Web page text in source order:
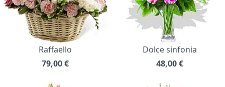
Raffaello
79,00€
Dolce sinfonia
48,00€